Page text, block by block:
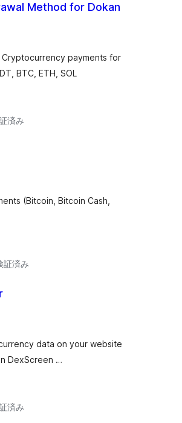
Method for Dokan
payments for
BTC, ETH, SOL
済み
(Bitcoin, Bitcoin Cash,
証済み
data on your website
DexScreen …
済み